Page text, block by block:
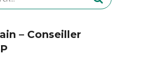
– Conseiller